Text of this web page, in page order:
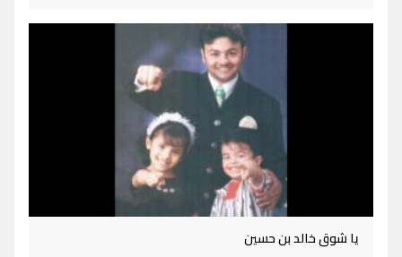
يا شوق خالد بن حسين